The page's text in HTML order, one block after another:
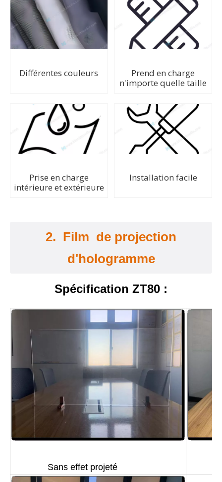
Différentes couleurs
Prend en charge
n'importe quelle taille
Prise en charge
intérieure et extérieure
Installation facile
2. Film de projection
d'hologramme
Spécification ZT80 :
Sans effet projeté